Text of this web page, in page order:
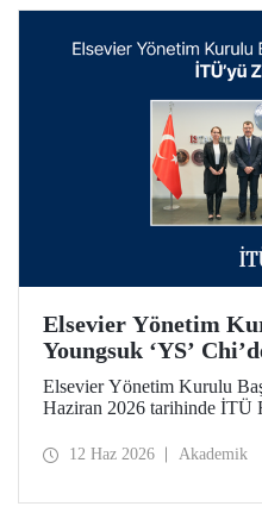
Elsevier Yönetim
Youngsuk ‘YS’
Elsevier Yönetim Kurulu
Haziran 2026 tarihinde İTÜ
araştırma ekosistemlerinde
12 Haz 2026 Akademik